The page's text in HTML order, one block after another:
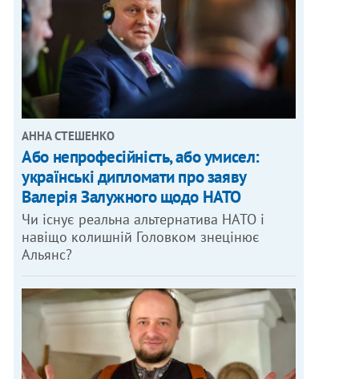
АННА СТЕШЕНКО
Або непрофесійність, або умисел:
українські дипломати про заяву
Валерія Залужного щодо НАТО
Чи існує реальна альтернатива НАТО і
навіщо колишній Головком знецінює
Альянс?